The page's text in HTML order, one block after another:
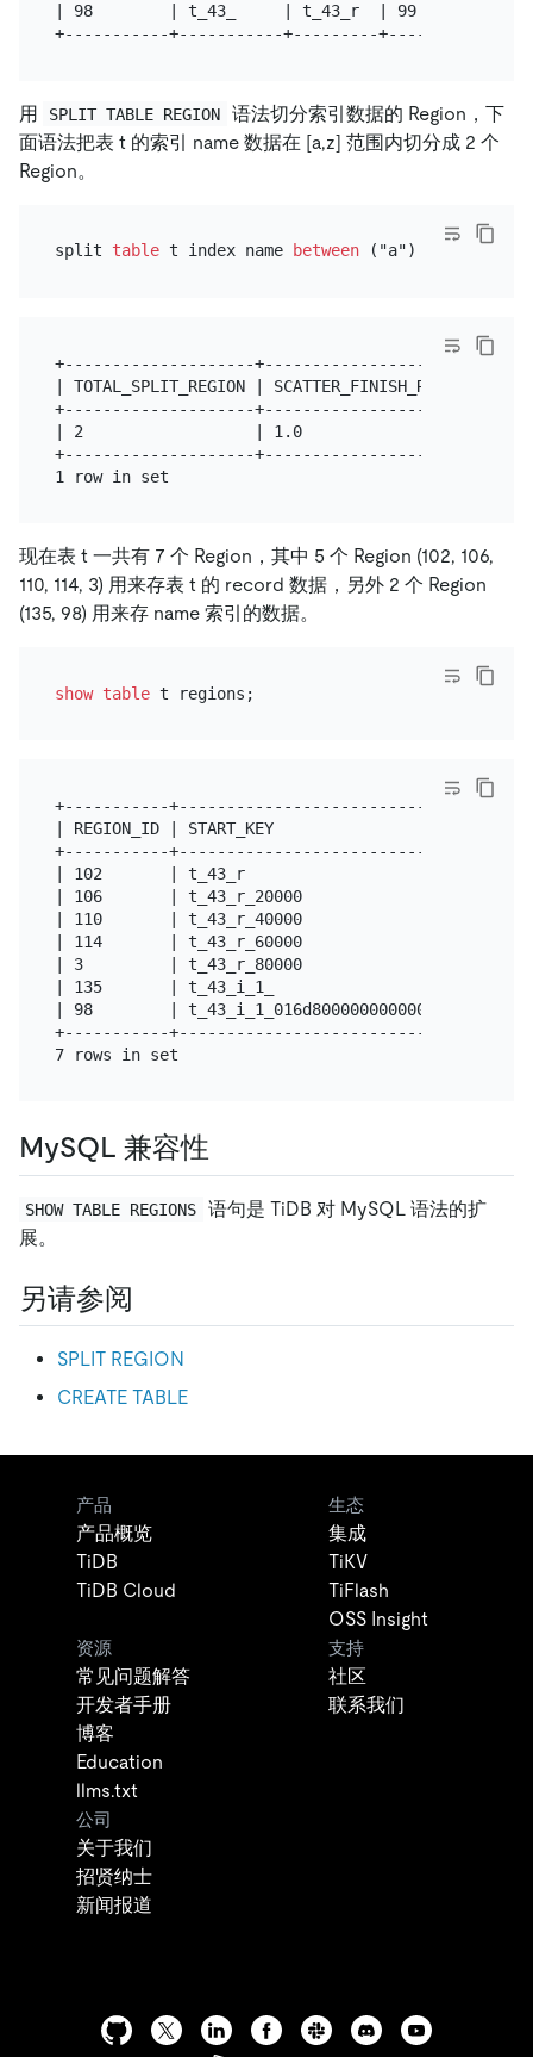
| 98        | t_43_     | t_43_r  | 99
用 SPLIT TABLE REGION
语法切分索引数据的 Region，下
面语法把表 t 的索引 name 数据在 [a,z] 范围内切分成 2 个
Region。
split table t index name between ("a") ("z")
+--------------------+----------------------+
| TOTAL_SPLIT_REGION | SCATTER_FINISH_RATIO |
+--------------------+----------------------+
| 2                  | 1.0                  |
+--------------------+----------------------+
现在表 t 一共有 7 个 Region，其中 5 个 Region (102, 106,
110, 114, 3) 用来存表 t 的 record 数据，另外 2 个 Region
(135, 98) 用来存 name 索引的数据。
show table
+-----------+-----------------------------
| REGION_ID | START_KEY                   | END_KEY
+-----------+-----------------------------
| 102       | t_43_r                      |
| 106       | t_43_r_20000
| 110       | t_43_r_40000
| 114       | t_43_r_60000                |
| 3         | t_43_r_80000
| 135       | t_43_i_1_                   |
| 98        |
+-----------+-----------------------------
MySQL 兼容性
SHOW TABLE REGIONS
语句是 TiDB 对 MySQL 语法的扩
展。
另请参阅
SPLIT REGION
CREATE TABLE
产品
产品概览
TiDB
TiDB Cloud
生态
集成
TiKV
TiFlash
OSS Insight
资源
常见问题解答
开发者手册
博客
Education
llms.txt
支持
社区
联系我们
公司
关于我们
招贤纳士
新闻报道